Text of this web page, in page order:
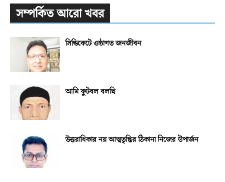
সম্পর্কিত আরো খবর
সিন্ডিকেটে ওষ্ঠাগত জনজীবন
আমি ফুটবল বলছি
উত্তরাধিকার নয় আত্মতৃপ্তির ঠিকানা নিজের উপার্জন